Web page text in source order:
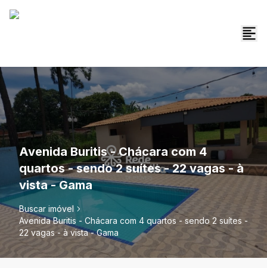
Avenida Buritis - Chácara com 4
quartos - sendo 2 suítes - 22 vagas - à
vista - Gama
Buscar imóvel
Avenida Buritis - Chácara com 4 quartos - sendo 2 suítes -
22 vagas - à vista - Gama